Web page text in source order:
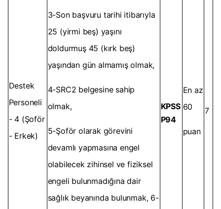
Destek
Personeli
- 4 (Şoför
- Erkek)
3-Son başvuru tarihi itibarıyla
25 (yirmi beş) yaşını
doldurmuş 45 (kırk beş)
yaşından gün almamış olmak,
4-SRC2 belgesine sahip
olmak,
5-Şoför olarak görevini
devamlı yapmasına engel
olabilecek zihinsel ve fiziksel
engeli bulunmadığına dair
sağlık beyanında bulunmak, 6-
KPSS
P94
En az
60
puan
7